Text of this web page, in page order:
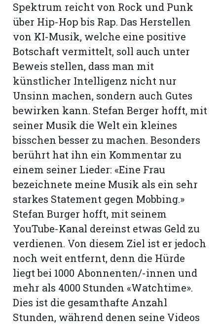
Spektrum reicht von Rock und Punk
über Hip-Hop bis Rap. Das Herstellen
von KI-Musik, welche eine positive
Botschaft vermittelt, soll auch unter
Beweis stellen, dass man mit
künstlicher Intelligenz nicht nur
Unsinn machen, sondern auch Gutes
bewirken kann. Stefan Berger hofft, mit
seiner Musik die Welt ein kleines
bisschen besser zu machen. Besonders
berührt hat ihn ein Kommentar zu
einem seiner Lieder: «Eine Frau
bezeichnete meine Musik als ein sehr
starkes Statement gegen Mobbing.»
Stefan Burger hofft, mit seinem
YouTube-Kanal dereinst etwas Geld zu
verdienen. Von diesem Ziel ist er jedoch
noch weit entfernt, denn die Hürde
liegt bei 1000 Abonnenten/-innen und
mehr als 4000 Stunden «Watchtime».
Dies ist die gesamthafte Anzahl
Stunden, während denen seine Videos